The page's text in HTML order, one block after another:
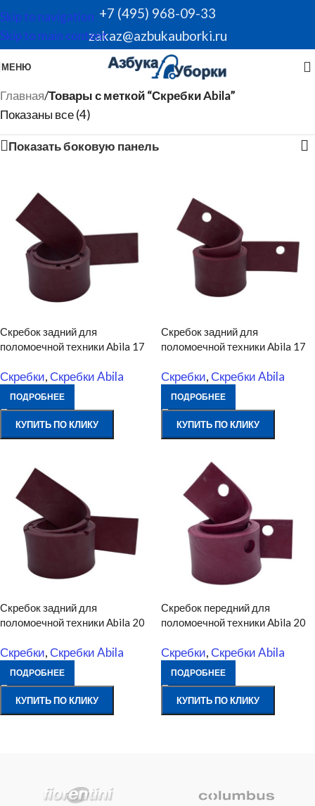
Skip to navigation
Skip to main content
+7 (495) 968-09-33
zakaz@azbukauborki.ru
МЕНЮ
Главная/Товары с меткой “Скребки Abila”
Показаны все (4)
Показать боковую панель
Скребок задний для
поломоечной техники Abila 17
Скребки, Скребки Abila
ПОДРОБНЕЕ
КУПИТЬ ПО КЛИКУ
Скребок задний для
поломоечной техники Abila 17
Скребки, Скребки Abila
ПОДРОБНЕЕ
КУПИТЬ ПО КЛИКУ
Скребок задний для
поломоечной техники Abila 20
Скребки, Скребки Abila
ПОДРОБНЕЕ
КУПИТЬ ПО КЛИКУ
Скребок передний для
поломоечной техники Abila 20
Скребки, Скребки Abila
ПОДРОБНЕЕ
КУПИТЬ ПО КЛИКУ